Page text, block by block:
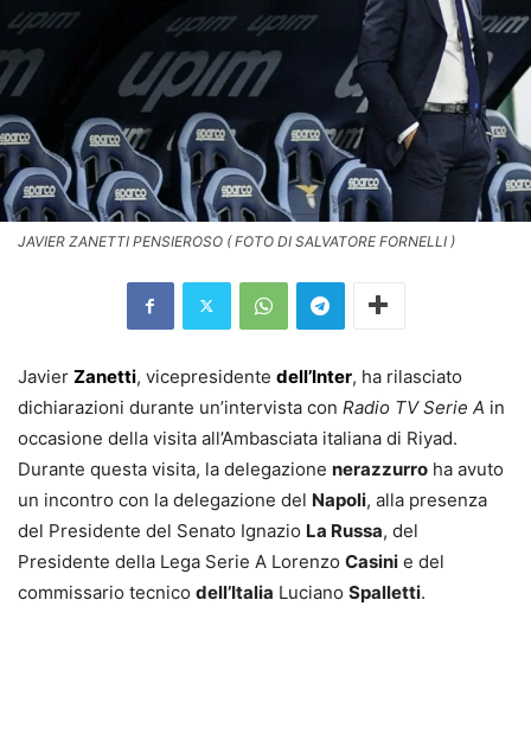
JAVIER ZANETTI PENSIEROSO ( FOTO DI SALVATORE FORNELLI )
Javier Zanetti, vicepresidente dell’Inter, ha rilasciato
dichiarazioni durante un’intervista con Radio TV Serie A in
occasione della visita all’Ambasciata italiana di Riyad.
Durante questa visita, la delegazione nerazzurro ha avuto
un incontro con la delegazione del Napoli, alla presenza
del Presidente del Senato Ignazio La Russa, del
Presidente della Lega Serie A Lorenzo Casini e del
commissario tecnico dell’Italia Luciano Spalletti.